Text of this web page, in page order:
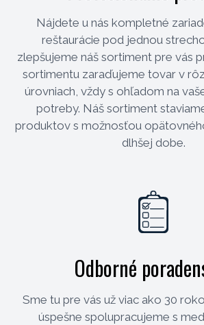
Nájdete u nás kompletné
reštaurácie pod jednou
zlepšujeme náš sortiment pre vás
sortimentu zaraďujeme tovar v
úrovniach, vždy s ohľadom na
potreby. Náš sortiment
produktov s možnosťou
dlhšej dobe.
Odborné
Sme tu pre vás už viac ako 30
úspešne spolupracujeme s